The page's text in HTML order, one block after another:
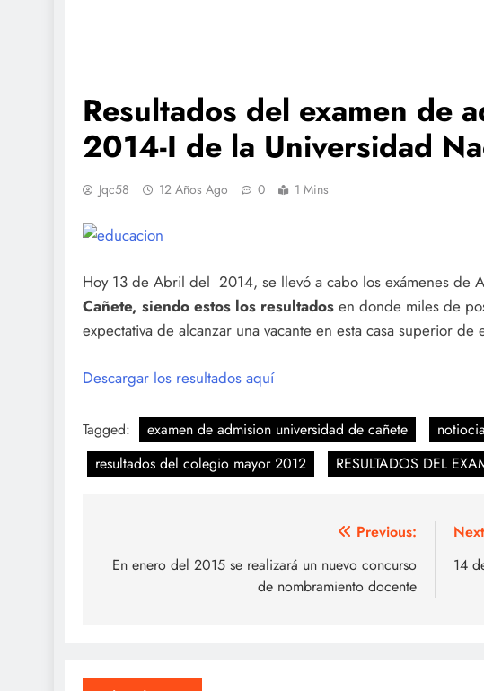
Resultados del examen de
2014-I de la Universidad
Jqc58 12 Años Ago 0 1 Mins
Hoy 13 de Abril del 2014, se llevó a cabo los exámenes de
Cañete, siendo estos los resultados en donde miles de
expectativa de alcanzar una vacante en esta casa superior de
Descargar los resultados aquí
Tagged: examen de admision universidad de cañete
resultados del colegio mayor 2012
RESULTADOS DEL
de
Previous:
En enero del 2015 se realizará un nuevo concurso
de nombramiento docente
14